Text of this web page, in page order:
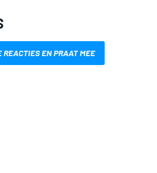
EN PRAAT MEE